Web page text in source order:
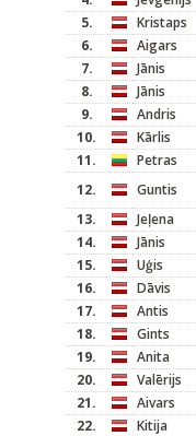
5.
Kristaps
6.
Aigars
7.
Jānis
8.
Jānis
9.
Andris
10.
Kārlis
11.
Petras
12.
Guntis
13.
Jeļena
14.
Jānis
15.
Uģis
16.
Dāvis
17.
Antis
18.
Gints
19.
Anita
20.
Valērijs
21.
Aivars
22.
Kitija